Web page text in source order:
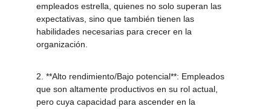
empleados estrella, quienes no solo superan las
expectativas, sino que también tienen las
habilidades necesarias para crecer en la
organización.
2. **Alto rendimiento/Bajo potencial**: Empleados
que son altamente productivos en su rol actual,
pero cuya capacidad para ascender en la